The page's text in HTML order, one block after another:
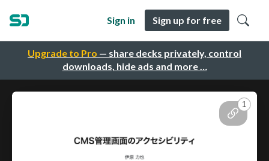
Upgrade to Pro — share decks privately, control
downloads, hide ads and more …
Sign in Sign up for free